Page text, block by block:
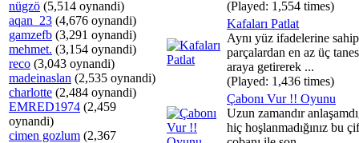
nügzö (5,514 oynandi)
aqan_23 (4,676 oynandi)
gamzefb (3,291 oynandi)
mehmet. (3,154 oynandi)
reco (3,043 oynandi)
madeinaslan (2,535 oynandi)
charlotte (2,484 oynandi)
EMRED1974 (2,459
oynandi)
cimen gozlum (2,367
(Played: 1,554 times)
Kafaları Patlat
Aynı yüz ifadelerine sahip
parçalardan en az üç
araya getirerek ...
(Played: 1,436 times)
Çabonı Vur !! Oyunu
Uzun zamandır
hiç hoşlanmadığınız bu